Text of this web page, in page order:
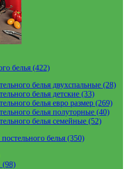
белья (422)
белья двухспальные (28)
белья детские (33)
белья евро размер (269)
белья полуторные (40)
белья семейные (52)
белья (350)
(98)